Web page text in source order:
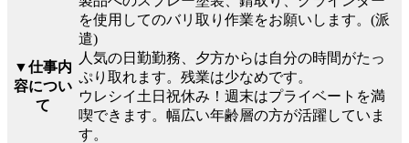
▼仕事内
容につい
て
を使用してのバリ取り作業をお願いします。(派
遣)
人気の日勤勤務、夕方からは自分の時間がたっ
ぷり取れます。残業は少なめです。
ウレシイ土日祝休み！週末はプライベートを満
喫できます。幅広い年齢層の方が活躍していま
す。